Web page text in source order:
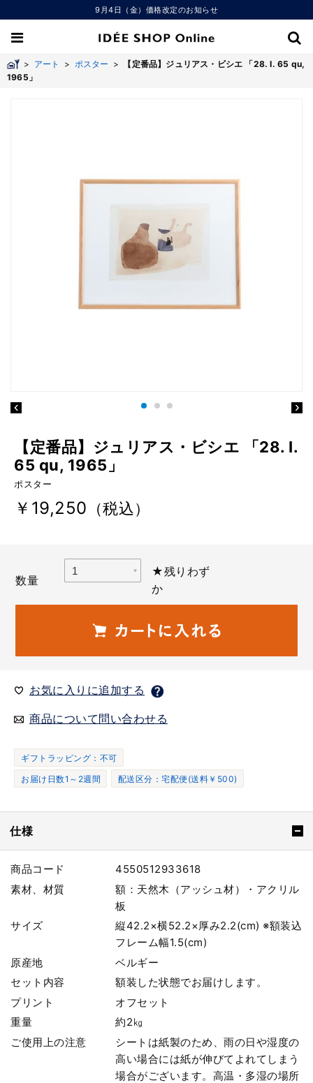
9月4日（金）価格改定のお知らせ
> アート > ポスター >
【定番品】ジュリアス・ビシエ 「28. I. 65 qu,
1965」
【定番品】ジュリアス・ビシエ 「28. I.
65 qu, 1965」
ポスター
￥19,250 （税込）
数量
★残りわず
か
お気に入りに追加する
商品について問い合わせる
ギフトラッピング：不可
お届け日数1～2週間
配送区分：宅配便(送料￥500)
仕様
商品コード
4550512933618
素材、材質
額：天然木（アッシュ材）・アクリル
板
サイズ
縦42.2×横52.2×厚み2.2(cm) ※額装込
フレーム幅1.5(cm)
原産地
ベルギー
セット内容
額装した状態でお届けします。
プリント
オフセット
重量
約2㎏
ご使用上の注意
シートは紙製のため、雨の日や湿度の
高い場合には紙が伸びてよれてしまう
場合がございます。高温・多湿の場所